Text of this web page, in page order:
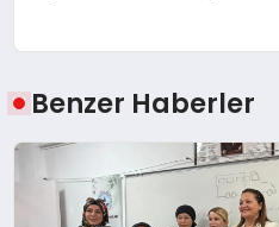
Benzer Haberler